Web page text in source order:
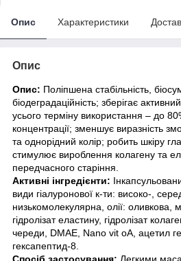
Опис Характеристики
Опис
Опис: Поліпшена стабільність,
біодеградаційність; зберігає
усього терміну використання – до
концентрації; зменшує виразність
та однорідний колір; робить шкіру
стимулює вироблення колагену та
передчасного старіння.
Активні інгредієнти:
види гіалуронової к-ти: високо-,
низькомолекулярна, олії: оливкова,
гідролізат еластину, гідролізат
череди, DMAE, Nano vit оA, ацетил
гексапептид-8.
Спосіб застосування: Легкими